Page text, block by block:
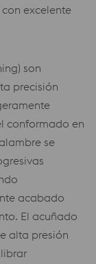
excelente
son
precisión
conformado en
se
acabado
El acuñado
alta presión